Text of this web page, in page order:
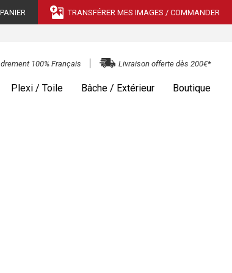
PANIER TRANSFÉRER MES IMAGES / COMMANDER
100% Français Livraison offerte dès 200€*
Plexi / Toile Bâche / Extérieur Boutique